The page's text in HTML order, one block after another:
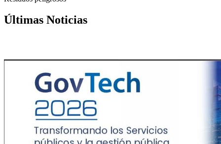
Últimas Noticias